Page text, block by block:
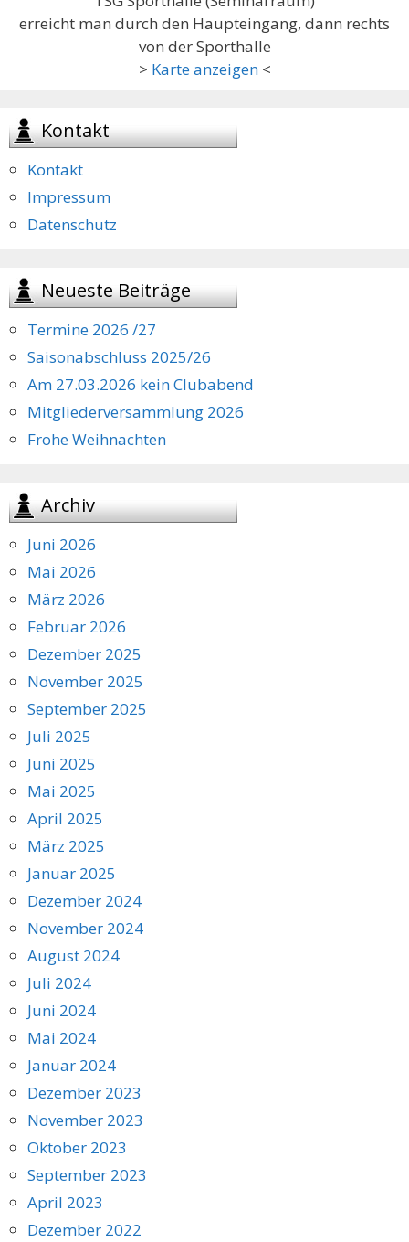
erreicht man durch den Haupteingang, dann rechts
von der Sporthalle
> Karte anzeigen<
Kontakt
Kontakt
Impressum
Datenschutz
Neueste Beiträge
Termine 2026 /27
Saisonabschluss 2025/26
Am 27.03.2026 kein Clubabend
Mitgliederversammlung 2026
Frohe Weihnachten
Archiv
Juni 2026
Mai 2026
März 2026
Februar 2026
Dezember 2025
November 2025
September 2025
Juli 2025
Juni 2025
Mai 2025
April 2025
März 2025
Januar 2025
Dezember 2024
November 2024
August 2024
Juli 2024
Juni 2024
Mai 2024
Januar 2024
Dezember 2023
November 2023
Oktober 2023
September 2023
April 2023
Dezember 2022